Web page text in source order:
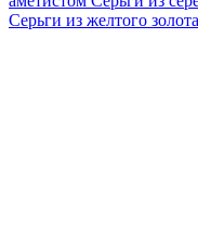
Серьги из желтого золота